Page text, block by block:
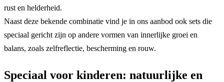
rust en helderheid.
Naast deze bekende combinatie vind je in ons aanbod ook sets die
speciaal gericht zijn op andere vormen van innerlijke groei en
balans, zoals zelfreflectie, bescherming en rouw.
Speciaal voor kinderen: natuurlijke en